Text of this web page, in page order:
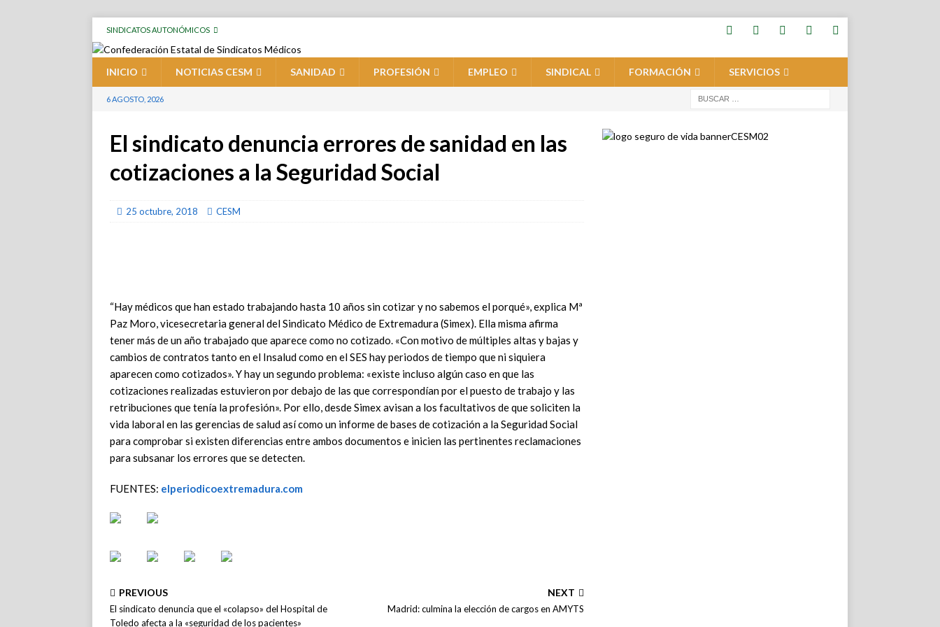
SINDICATOS AUTONÓMICOS
INICIO NOTICIAS CESM SANIDAD PROFESIÓN EMPLEO SINDICAL FORMACIÓN SERVICIOS
6 AGOSTO, 2026
El sindicato denuncia errores de sanidad en las
cotizaciones a la Seguridad Social
25 octubre, 2018 CESM
“Hay médicos que han estado trabajando hasta 10 años sin cotizar y no sabemos el porqué», explica Mª
Paz Moro, vicesecretaria general del Sindicato Médico de Extremadura (Simex). Ella misma afirma
tener más de un año trabajado que aparece como no cotizado. «Con motivo de múltiples altas y bajas y
cambios de contratos tanto en el Insalud como en el SES hay periodos de tiempo que ni siquiera
aparecen como cotizados». Y hay un segundo problema: «existe incluso algún caso en que las
cotizaciones realizadas estuvieron por debajo de las que correspondían por el puesto de trabajo y las
retribuciones que tenía la profesión». Por ello, desde Simex avisan a los facultativos de que soliciten la
vida laboral en las gerencias de salud así como un informe de bases de cotización a la Seguridad Social
para comprobar si existen diferencias entre ambos documentos e inicien las pertinentes reclamaciones
para subsanar los errores que se detecten.
FUENTES: elperiodicoextremadura.com
PREVIOUS
El sindicato denuncia que el «colapso» del Hospital de
Toledo afecta a la «seguridad de los pacientes»
NEXT
Madrid: culmina la elección de cargos en AMYTS